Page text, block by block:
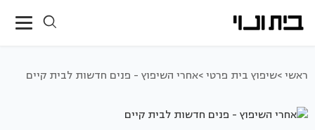
ראשי >שיפוץ בית פרטי >אחרי השיפוץ - פנים חדשות לבית קיים